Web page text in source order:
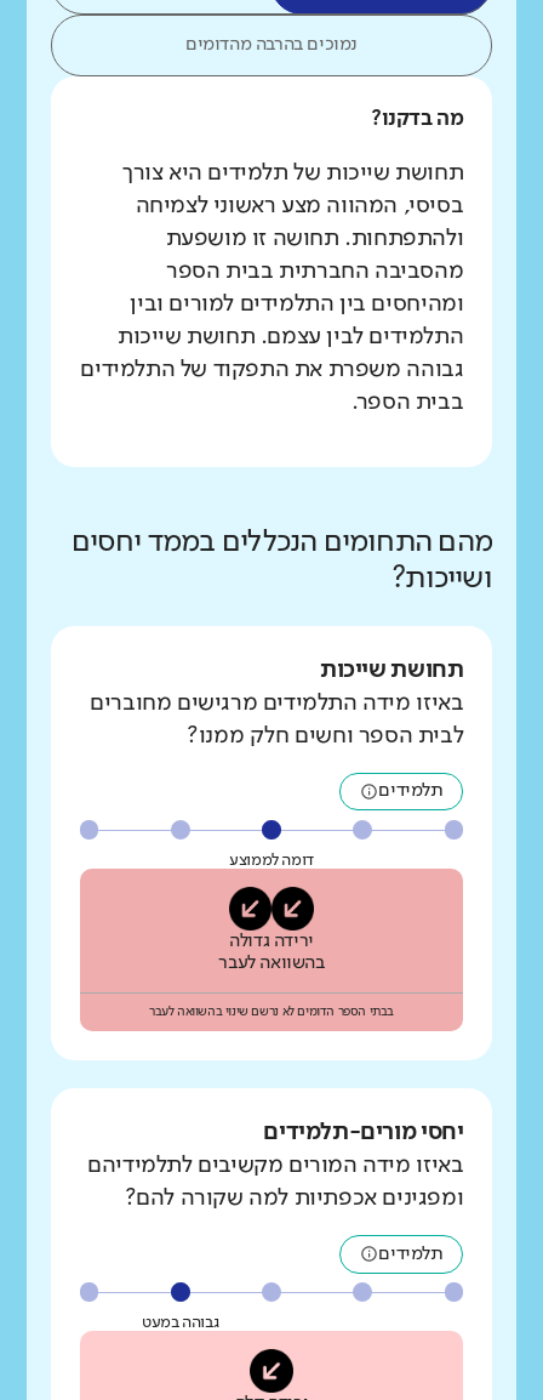
נמוכים בהרבה מהדומים
מה בדקנו?
תחושת שייכות של תלמידים היא צורך
בסיסי, המהווה מצע ראשוני לצמיחה
ולהתפתחות. תחושה זו מושפעת
מהסביבה החברתית בבית הספר
ומהיחסים בין התלמידים למורים ובין
התלמידים לבין עצמם. תחושת שייכות
גבוהה משפרת את התפקוד של התלמידים
בבית הספר.
מהם התחומים הנכללים בממד יחסים
ושייכות?
תחושת שייכות
באיזו מידה התלמידים מרגישים מחוברים
לבית הספר וחשים חלק ממנו?
תלמידים
דומה לממוצע
ירידה גדולה
בהשוואה לעבר
בבתי הספר הדומים לא נרשם שינוי בהשוואה לעבר
יחסי מורים-תלמידים
באיזו מידה המורים מקשיבים לתלמידיהם
ומפגינים אכפתיות למה שקורה להם?
תלמידים
גבוהה במעט